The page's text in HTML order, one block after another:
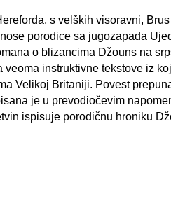
s velških visoravni,
porodice sa jugozapada
o blizancima Džouns na
veoma instruktivne tekstove iz
Velikoj Britaniji. Povest
je u prevodiočevim
ispisuje porodičnu hroniku